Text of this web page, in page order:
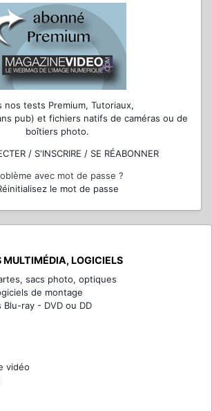
nos tests Premium, Tutoriaux,
pub) et fichiers natifs de caméras ou de
boîtiers photo.
/ S'INSCRIRE / SE RÉABONNER
avec mot de passe ?
le mot de passe
MULTIMÉDIA, LOGICIELS
sacs photo, optiques
de montage
Blu-ray - DVD ou DD
vidéo